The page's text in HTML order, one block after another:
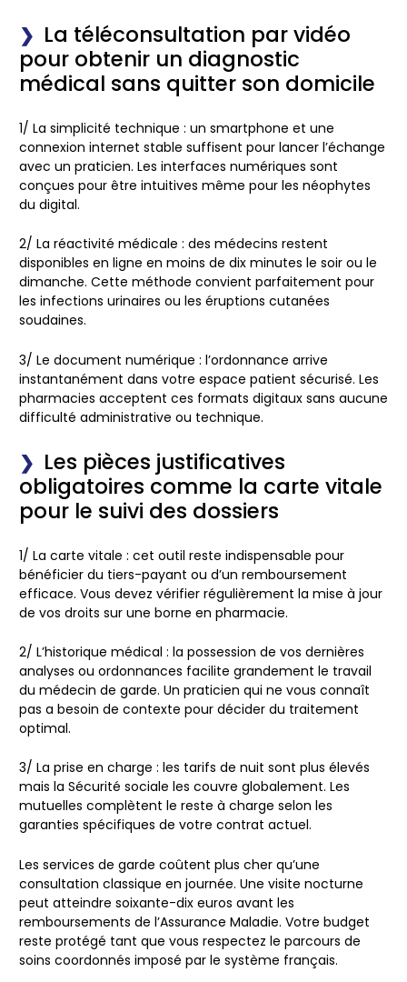
La téléconsultation par vidéo
pour obtenir un diagnostic
médical sans quitter son domicile
1/ La simplicité technique : un smartphone et une
connexion internet stable suffisent pour lancer l’échange
avec un praticien. Les interfaces numériques sont
conçues pour être intuitives même pour les néophytes
du digital.
2/ La réactivité médicale : des médecins restent
disponibles en ligne en moins de dix minutes le soir ou le
dimanche. Cette méthode convient parfaitement pour
les infections urinaires ou les éruptions cutanées
soudaines.
3/ Le document numérique : l’ordonnance arrive
instantanément dans votre espace patient sécurisé. Les
pharmacies acceptent ces formats digitaux sans aucune
difficulté administrative ou technique.
Les pièces justificatives
obligatoires comme la carte vitale
pour le suivi des dossiers
1/ La carte vitale : cet outil reste indispensable pour
bénéficier du tiers-payant ou d’un remboursement
efficace. Vous devez vérifier régulièrement la mise à jour
de vos droits sur une borne en pharmacie.
2/ L’historique médical : la possession de vos dernières
analyses ou ordonnances facilite grandement le travail
du médecin de garde. Un praticien qui ne vous connaît
pas a besoin de contexte pour décider du traitement
optimal.
3/ La prise en charge : les tarifs de nuit sont plus élevés
mais la Sécurité sociale les couvre globalement. Les
mutuelles complètent le reste à charge selon les
garanties spécifiques de votre contrat actuel.
Les services de garde coûtent plus cher qu’une
consultation classique en journée. Une visite nocturne
peut atteindre soixante-dix euros avant les
remboursements de l’Assurance Maladie. Votre budget
reste protégé tant que vous respectez le parcours de
soins coordonnés imposé par le système français.